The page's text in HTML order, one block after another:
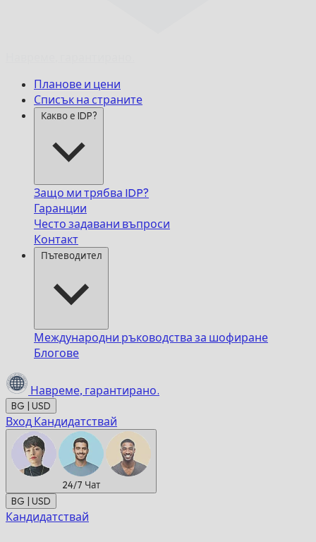
Планове и цени
Списък на страните
Какво е IDP?
Защо ми трябва IDP?
Гаранции
Често задавани въпроси
Контакт
Пътеводител
Международни ръководства за шофиране
Блогове
Навреме, гарантирано.
BG | USD
Вход Кандидатствай
24/7 Чат
BG | USD
Кандидатствай